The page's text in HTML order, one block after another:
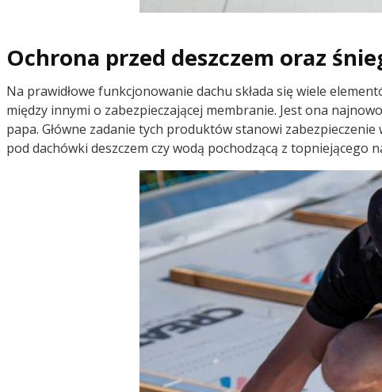
Ochrona przed deszczem oraz
Na prawidłowe funkcjonowanie dachu składa się wiele
między innymi o zabezpieczającej membranie. Jest ona
papa. Główne zadanie tych produktów stanowi
pod dachówki deszczem czy wodą pochodzącą z topniejącego